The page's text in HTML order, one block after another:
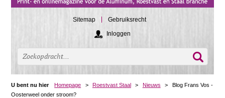
Sitemap
Gebruiksrecht
Inloggen
U bent nu hier Homepage > Roestvast Staal > Nieuws >
Blog Frans Vos -
Oosterweel onder stroom?